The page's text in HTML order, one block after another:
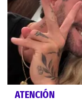
ATENCIÓN